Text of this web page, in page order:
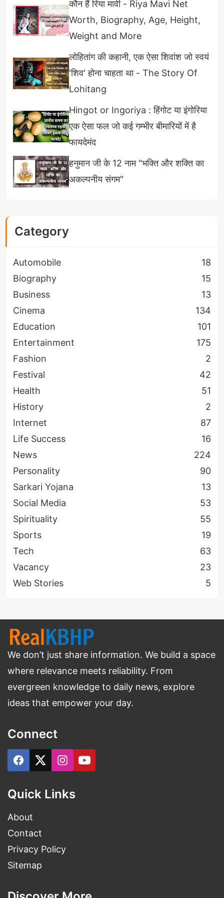
तेलुगु, तमिल, कन्नड़ और हिंदीसिनेमा में भी यादगार भूमिकाएं
निभाकर पूरे भारत के दर्शकों का दिल जीता है।
मोहनलाल की प्रतिक्रिया: विनम्रता और आभार
इस सम्मान और PM मोदी की बधाई पर मोहनलाल की
कहा:
"दादासाहेब फाल्के अवॉर्ड पाकर मैं बहुत विनम्र और
गौरवान्वित महसूस कर रहा हूं... मैं सिनेमा की कला
और उन सभी लोगों का सदैव आभारी रहूंगा जिनकी
यह जवाब एक सच्चे कलाकार की विनम्रता और अपने दर्शकों के
प्रति प्रेम को दर्शाता है।
आगे क्या है? मोहनलाल की आने वाली फिल्में
इस बड़े सम्मान के बाद भी, मोहनलाल का जुनून कम नहीं हुआ है।
उनके फैंस के लिए कुछ बेहद रोमांचक प्रोजेक्ट्स लाइन में हैं:
नाम
दृश्यम
3
जॉर्ज
कुट्टी
2026
सुपरहिट
फ्रेंचाइजी का
तीसरा भाग,
वृषभ अज्ञात
इन फिल्मों के बारे में जानकर क्या आप भी उतने ही एक्साइटेड हैं
जितने हम हैं?
कौन हैं रिया मावी - Riya Mavi Net
Worth, Biography, Age, Height,
Weight and More
लोहितांग की कहानी, एक ऐसा शिवांश जो स्वयं
'शिव' होना चाहता था - The Story Of
Lohitang
Hingot or Ingoriya : हिंगोट या इंगोरिया
एक ऐसा फल जो कई गम्भीर बीमारियों में है
फायदेमंद
हनुमान जी के 12 नाम "भक्ति और शक्ति का
अकल्पनीय संगम"
Category
Automobile
18
Biography
15
Business
13
Cinema
134
Education
101
Entertainment
175
Fashion
2
Festival
42
Health
51
History
2
Internet
87
Life Success
16
News
224
Personality
90
Sarkari Yojana
13
Social Media
53
Spirituality
55
Sports
19
Tech
63
Vacancy
23
Web Stories
5
We don’t just share information. We build a space
where relevance meets reliability. From
evergreen knowledge to daily news, explore
ideas that empower your day.
Connect
Quick Links
About
Contact
Privacy Policy
Sitemap